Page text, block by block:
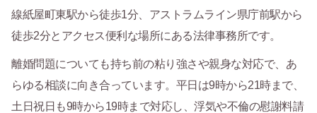
線紙屋町東駅から徒歩1分、アストラムライン県庁前駅から
徒歩2分とアクセス便利な場所にある法律事務所です。
離婚問題についても持ち前の粘り強さや親身な対応で、あ
らゆる相談に向き合っています。平日は9時から21時まで、
土日祝日も9時から19時まで対応し、浮気や不倫の慰謝料請